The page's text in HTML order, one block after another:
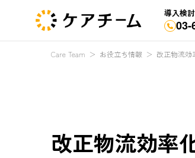
導入検
03-
Care Team ＞ お役立ち情報 ＞ 改正物流効
改正物流効率